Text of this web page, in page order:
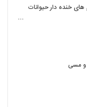
های خنده دار حیوانات
و مسی